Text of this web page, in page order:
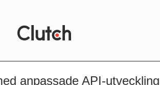
anpassade API-